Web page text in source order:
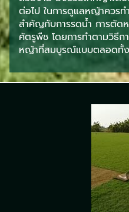
ต่อไป ในการดูแลหญ้าควรท
สำคัญกับการรดน้ำ การตัด
ศัตรูพืช โดยการทำตามวิธีก
หญ้าที่สมบูรณ์แบบตลอดทั้